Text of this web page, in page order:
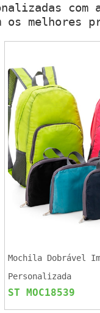
com
os melhores
Mochila Dobrável
Personalizada
ST MOC18539